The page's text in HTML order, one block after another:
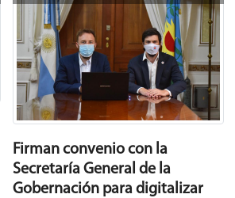
Firman convenio con la
Secretaría General de la
Gobernación para digitalizar